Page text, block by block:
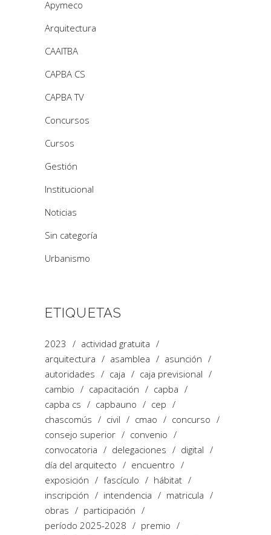
Apymeco
Arquitectura
CAAITBA
CAPBA CS
CAPBA TV
Concursos
Cursos
Gestión
Institucional
Noticias
Sin categoría
Urbanismo
ETIQUETAS
2023
actividad gratuita
arquitectura
asamblea
asunción
autoridades
caja
caja previsional
cambio
capacitación
capba
capba cs
capbauno
cep
chascomús
civil cmao
concurso
consejo superior
convenio
convocatoria
delegaciones
digital
día del arquitecto
encuentro
exposición
fascículo
hábitat
inscripción
intendencia
matricula
obras
participación
período 2025-2028
premio